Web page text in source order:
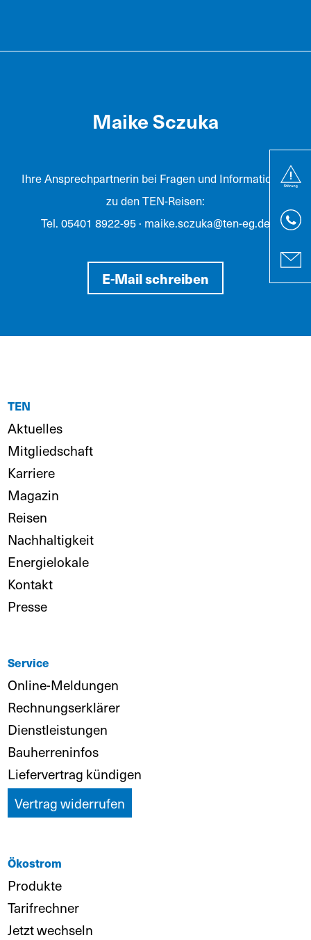
Maike Sczuka
Ihre Ansprechpartnerin bei Fragen und Informationen
zu den TEN-Reisen:
Tel. 05401 8922-95 · maike.sczuka@ten-eg.de
E-Mail schreiben
TEN
Aktuelles
Mitgliedschaft
Karriere
Magazin
Reisen
Nachhaltigkeit
Energielokale
Kontakt
Presse
Service
Online-Meldungen
Rechnungserklärer
Dienstleistungen
Bauherreninfos
Liefervertrag kündigen
Vertrag widerrufen
Ökostrom
Produkte
Tarifrechner
Jetzt wechseln